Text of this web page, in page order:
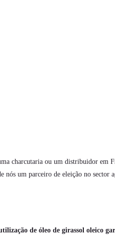
charcutaria ou um distribuidor em
nós um parceiro de eleição no sector
de óleo de girassol oleico